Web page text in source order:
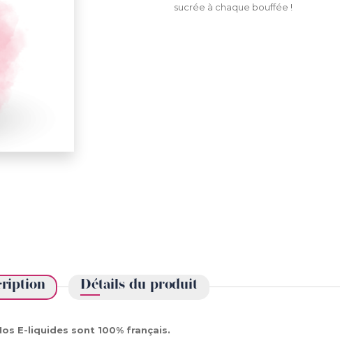
sucrée à chaque bouffée !
Détails du produit
E-liquides sont 100% français.